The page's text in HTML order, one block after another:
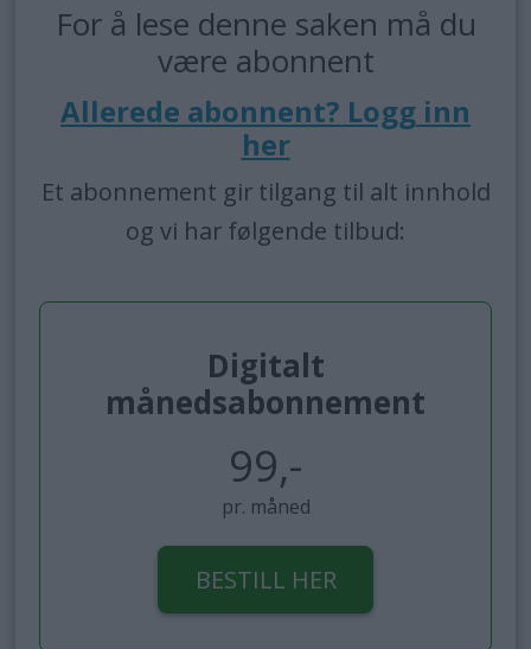
For å lese denne saken må du
være abonnent
Allerede abonnent? Logg inn
her
Et abonnement gir tilgang til alt innhold
og vi har følgende tilbud:
Digitalt
månedsabonnement
99,-
pr. måned
BESTILL HER